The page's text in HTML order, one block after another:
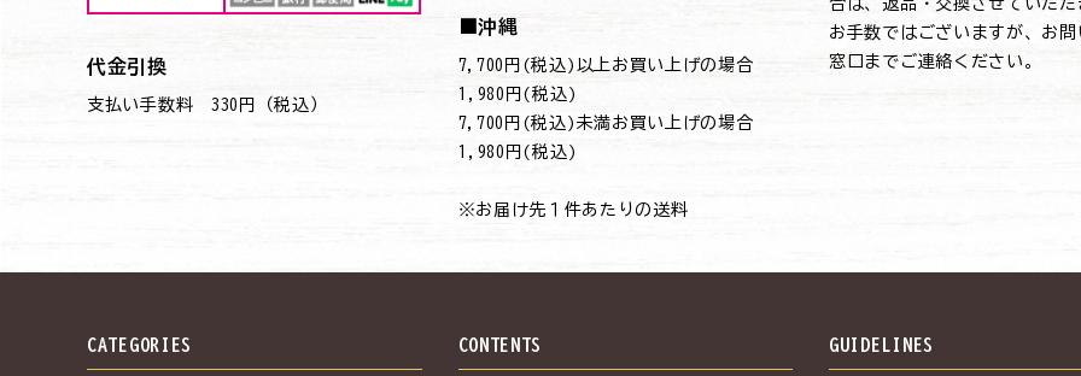
代金引換
支払い手数料 330円（税込）
■沖縄
7,700円(税込)以上お買い上げの場合
→1,980円(税込)
7,700円(税込)未満お買い上げの場合
→1,980円(税込)
※お届け先１件あたりの送料
合は、返品・交換させていただ
お手数ではございますが、お問
窓口までご連絡ください。
CATEGORIES CONTENTS GUIDELINES